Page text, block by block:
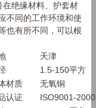
在绝缘材料、护套材
不同的工作环境和使
也有所不同，可以根
天津
1.5-150平方
材质
无氧铜
认证
ISO9001-2000